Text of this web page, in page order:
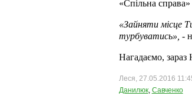
«Спільна справа»
«Зайняти місце
турбуватись», -
Нагадаємо, зараз
Леся, 27.05.2016
Данилюк, Савченко